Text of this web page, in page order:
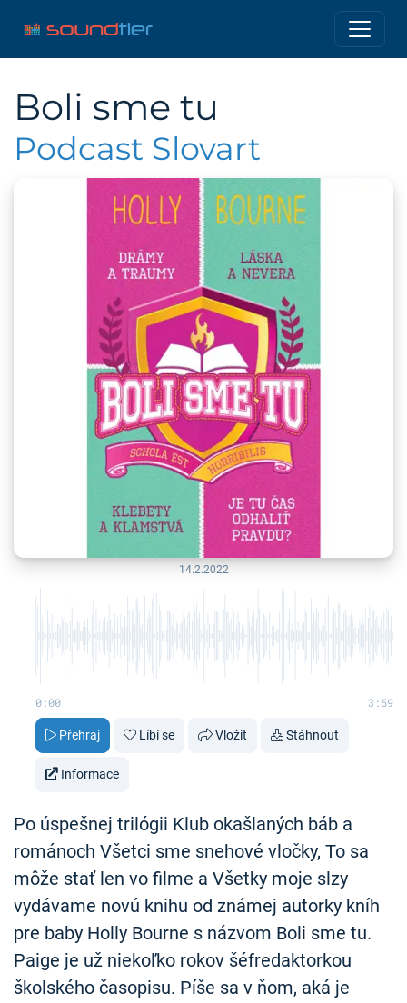
Boli sme tu
Podcast Slovart
14.2.2022
0:00 3:59
Přehraj Líbí se Vložit Stáhnout
Informace
Po úspešnej trilógii Klub okašlaných báb a
románoch Všetci sme snehové vločky, To sa
môže stať len vo filme a Všetky moje slzy
vydávame novú knihu od známej autorky kníh
pre baby Holly Bourne s názvom Boli sme tu.
Paige je už niekoľko rokov šéfredaktorkou
školského časopisu. Píše sa v ňom, aká je